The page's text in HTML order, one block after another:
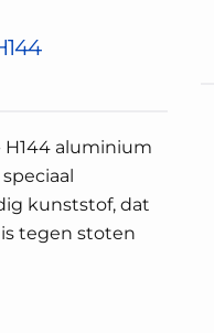
H144 aluminium
kunststof, dat
tegen stoten